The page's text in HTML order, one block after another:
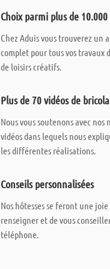
Choix parmi plus de
Chez Aduis vous trouverez un
complet pour tous vos travaux
de loisirs créatifs.
Plus de 70 vidéos de
Nous vous soutenons avec nos
vidéos dans lequels nous
les différentes réalisations.
Conseils personnalisées
Nos hôtesses se feront une joie
renseigner et de vous
téléphone.